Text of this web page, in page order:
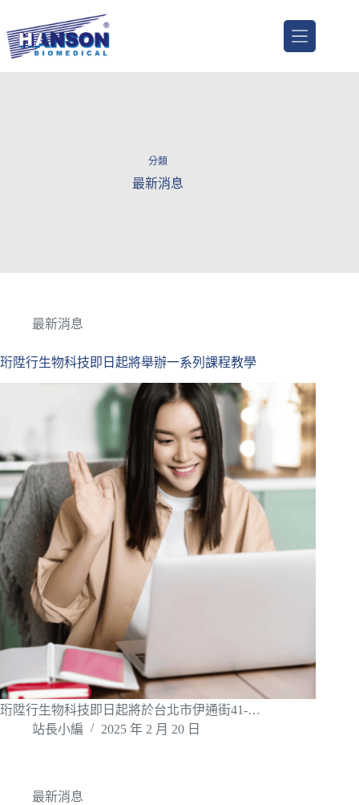
分類
最新消息
最新消息
珩陞行生物科技即日起將舉辦一系列課程教學
珩陞行生物科技即日起將於台北市伊通街41-…
站長小編
2025 年 2 月 20 日
最新消息